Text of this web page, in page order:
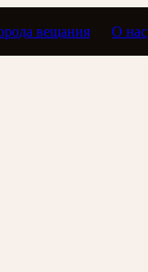
вещания О нас